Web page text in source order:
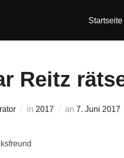
Startseite
Reitz
in 2017 an Veröffentlicht
7. Juni 2017